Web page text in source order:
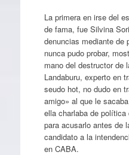
La primera en irse del
de fama, fue Silvina
denuncias mediante de
nunca pudo probar,
mano del destructor de
Landaburu, experto en
seudo hot, no dudo en
amigo» al que le
ella charlaba de
para acusarlo antes de
candidato a la
en CABA.